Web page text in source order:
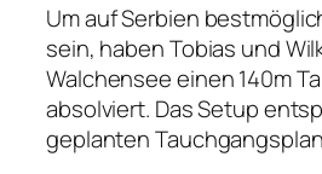
Um auf Serbien
sein, haben Tobias und
Walchensee einen 140m
absolviert. Das Setup
geplanten